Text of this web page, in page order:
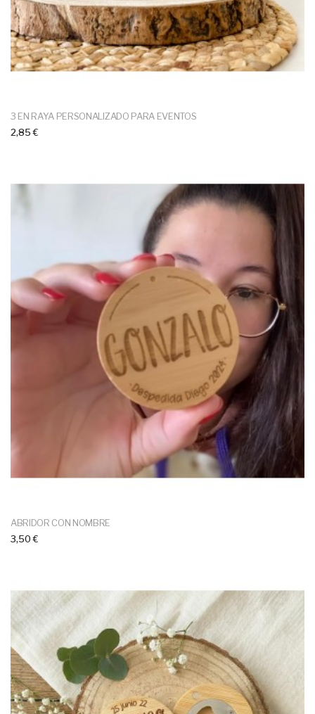
3 EN RAYA PERSONALIZADO PARA EVENTOS
2,85 €
ABRIDOR CON NOMBRE
3,50 €